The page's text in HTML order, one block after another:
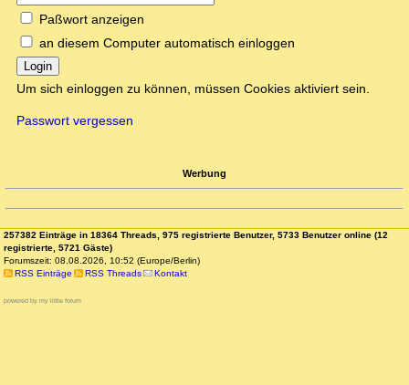
Paßwort anzeigen
an diesem Computer automatisch einloggen
Login
Um sich einloggen zu können, müssen Cookies aktiviert sein.
Passwort vergessen
Werbung
257382 Einträge in 18364 Threads, 975 registrierte Benutzer, 5733 Benutzer online (12
registrierte, 5721 Gäste)
Forumszeit: 08.08.2026, 10:52 (Europe/Berlin)
RSS Einträge
RSS Threads Kontakt
powered by my little forum